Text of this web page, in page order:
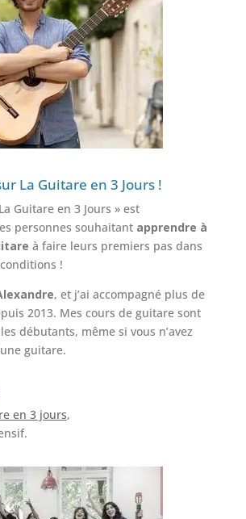
La Guitare en 3 Jours !
Guitare en 3 Jours » est
personnes souhaitant apprendre à
à faire leurs premiers pas dans
!
, et j’ai accompagné plus de
2013. Mes cours de guitare sont
débutants, même si vous n’avez
guitare.
en 3 jours,